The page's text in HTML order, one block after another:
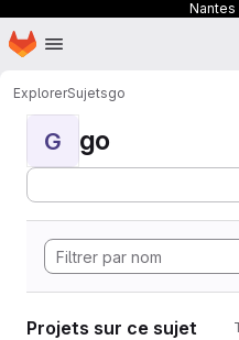
Nantes
Passer au contenu principal
Page d'accueil
ExplorerSujetsgo
G go
Projets sur ce sujet